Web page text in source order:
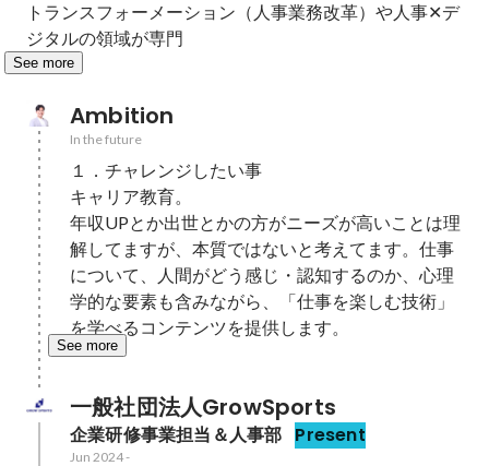
トランスフォーメーション（人事業務改革）や人事✕デ
ジタルの領域が専門
See more
Ambition
In the future
１．チャレンジしたい事
キャリア教育。
年収UPとか出世とかの方がニーズが高いことは理
解してますが、本質ではないと考えてます。仕事
について、人間がどう感じ・認知するのか、心理
学的な要素も含みながら、「仕事を楽しむ技術」
を学べるコンテンツを提供します。
See more
一般社団法人GrowSports
企業研修事業担当＆人事部 Present
Jun 2024-